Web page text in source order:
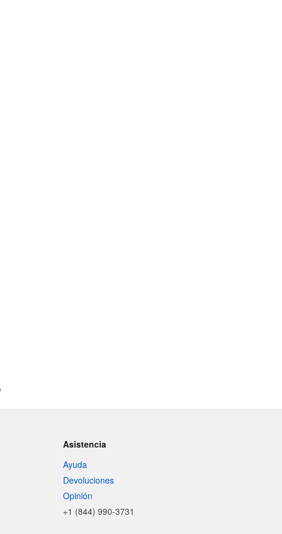
Asistencia
Ayuda
Devoluciones
Opinión
+1 (844) 990-3731